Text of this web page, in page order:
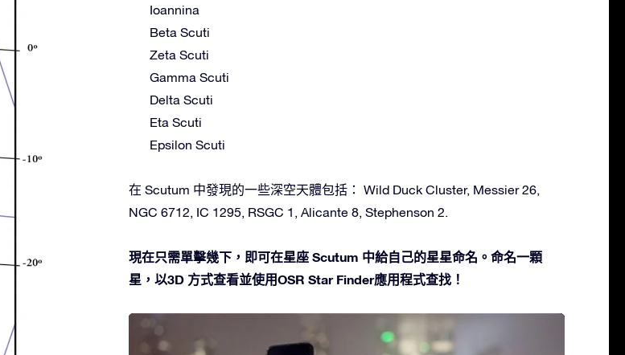
Ioannina
Beta Scuti
Zeta Scuti
Gamma Scuti
Delta Scuti
Eta Scuti
Epsilon Scuti
在 Scutum 中發現的一些深空天體包括： Wild Duck Cluster, Messier 26,
NGC 6712, IC 1295, RSGC 1, Alicante 8, Stephenson 2.
現在只需單擊幾下，即可在星座 Scutum 中給自己的星星命名。命名一顆
星，以3D 方式查看並使用OSR Star Finder應用程式查找！